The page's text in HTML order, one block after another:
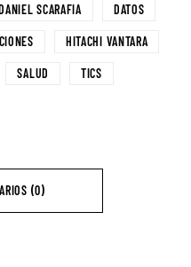
SCARAFIA DATOS
HITACHI VANTARA
SALUD TICS
(0)